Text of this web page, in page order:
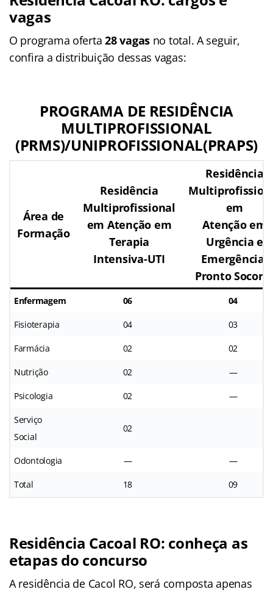
vagas
O programa oferta 28 vagas no total. A seguir,
confira a distribuição dessas vagas:
PROGRAMA DE RESIDÊNCIA
MULTIPROFISSIONAL
(PRMS)/UNIPROFISSIONAL(PRAPS)
Área de
Formação
Residência
Multiprofissional
em Atenção em
Terapia
Intensiva-UTI
Residência
em
Atenção em
Urgência e
Emergência-
Pronto
Enfermagem 06 04
Fisioterapia 04 03
Farmácia 02 02
Nutrição 02 —
Psicologia 02 —
Serviço
Social
02
Odontologia — —
Total 18 09
Residência Cacoal RO: conheça as
etapas do concurso
A residência de Cacol RO, será composta apenas